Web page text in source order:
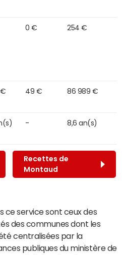
0 € 254 €
€ 49 € 86 989 €
- 8,6 an(s)
Recettes de
Montaud
ce service sont ceux des
des communes dont les
centralisées par la
publiques du ministère de